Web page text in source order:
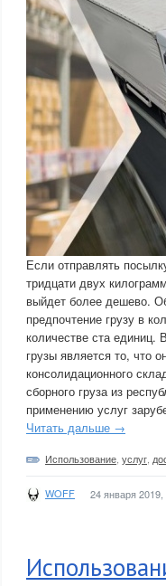
Если отправлять
тридцати двух
выйдет более дешево.
предпочтение грузу в
количестве ста единиц.
грузы является то, что
консолидационного
сборного груза из
применению услуг
Читать дальше →
Использование услуг
WOFF 24 января 2019,